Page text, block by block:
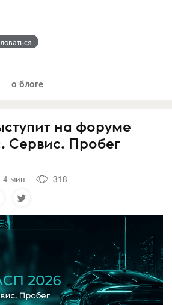
о блоге
на форуме
Сервис. Пробег
4 мин
318